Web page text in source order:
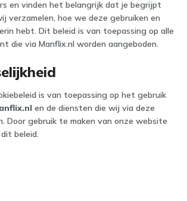
en vinden het belangrijk dat je begrijpt
verzamelen, hoe we deze gebruiken en
hebt. Dit beleid is van toepassing op alle
die via Manflix.nl worden aangeboden.
is van toepassing op het gebruik
en de diensten die wij via deze
Door gebruik te maken van onze website
beleid.